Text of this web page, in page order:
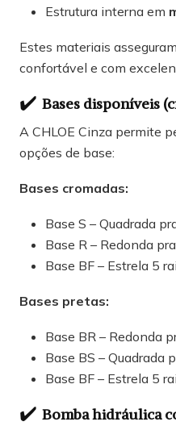
Estrutura interna em
Estes materiais
confortável e com
✔️ Bases disponíveis
A CHLOE Cinza permite
opções de base:
Bases cromadas:
Base S – Quadrada
Base R – Redonda
Base BF – Estrela 5
Bases pretas:
Base BR – Redonda
Base BS – Quadrada
Base BF – Estrela 5
✔️ Bomba hidráulica